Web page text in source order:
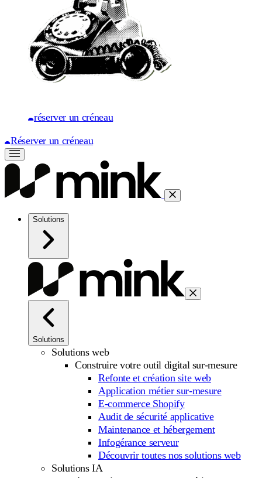
réserver un créneau
Réserver un créneau
Solutions
Solutions
Solutions web
Construire votre outil digital sur-mesure
Refonte et création site web
Application métier sur-mesure
E-commerce Shopify
Audit de sécurité applicative
Maintenance et hébergement
Infogérance serveur
Découvrir toutes nos solutions web
Solutions IA